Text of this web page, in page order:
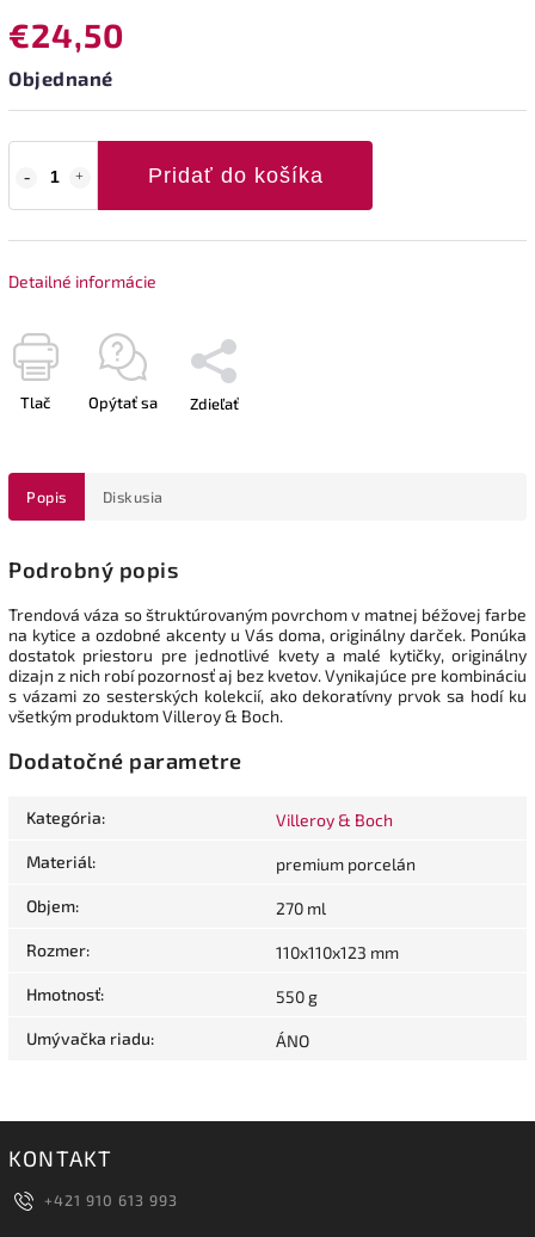
€24,50
Objednané
Pridať do košíka
Detailné informácie
Tlač Opýtať sa Zdieľať
Popis Diskusia
Podrobný popis
Trendová váza so štruktúrovaným povrchom v matnej béžovej farbe
na kytice a ozdobné akcenty u Vás doma, originálny darček. Ponúka
dostatok priestoru pre jednotlivé kvety a malé kytičky, originálny
dizajn z nich robí pozornosť aj bez kvetov.Vynikajúce pre kombináciu
s vázami zo sesterských kolekcií, ako dekoratívny prvok sa hodí ku
všetkým produktom Villeroy & Boch.
Dodatočné parametre
Kategória: Villeroy & Boch
Materiál: premium porcelán
Objem: 270 ml
Rozmer: 110x110x123 mm
Hmotnosť: 550 g
Umývačka riadu: ÁNO
KONTAKT
+421 910 613 993